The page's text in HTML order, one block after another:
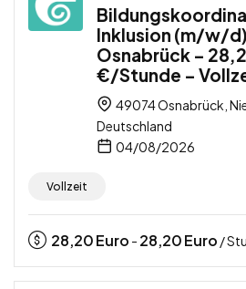
Inklusion (m/w/
Osnabrück –
€/Stunde –
49074 Osnabrück,
Deutschland
04/08/2026
Vollzeit
28,20Euro - 28,20Euro /